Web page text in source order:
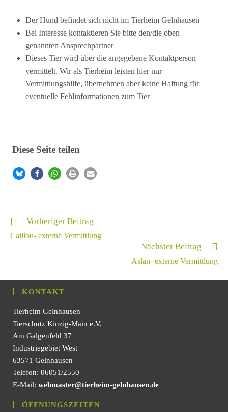
Der Hund befindet sich nicht im Tierheim Gelnhausen
Bei Interesse kontaktieren Sie bitte den/die oben
genannten Ansprechpartner
Dieses Tier wird über die angegebene Kontaktperson
vermittelt. Wir als Tierheim leisten hier nur
Vermittlungshilfe, übernehmen aber keine Haftung für
eventuelle Fehlinformationen zum Tier
Diese Seite teilen
Vorheriger Beitrag
Caillou- externe Vermittlung
Nächster Beitrag
Aslan- externe Vermittlung
KONTAKT
Tierheim Gelnhausen
Tierschutz Kinzig-Main e.V.
Am Galgenfeld 37
Industriegebiet West
63571 Gelnhausen
Telefon: 06051/2550
E-Mail: webmaster@tierheim-gelnhausen.de
ÖFFNUNGSZEITEN